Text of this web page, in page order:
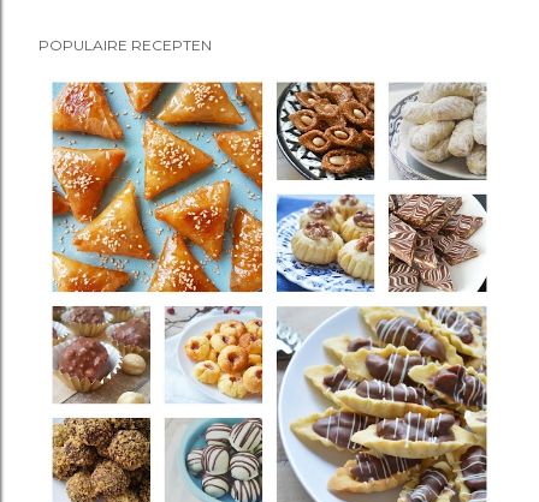
p
POPULAIRE RECEPTEN